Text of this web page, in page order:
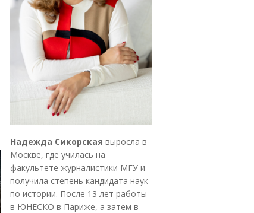
Надежда Сикорская выросла в
Москве, где училась на
факультете журналистики МГУ и
получила степень кандидата наук
по истории. После 13 лет работы
в ЮНЕСКО в Париже, а затем в